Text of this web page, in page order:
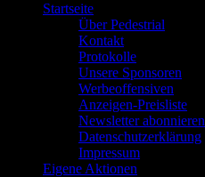
Startseite
Über Pedestrial
Kontakt
Protokolle
Unsere Sponsoren
Werbeoffensiven
Anzeigen-Preisliste
Newsletter abonnieren
Datenschutzerklärung
Impressum
Eigene Aktionen